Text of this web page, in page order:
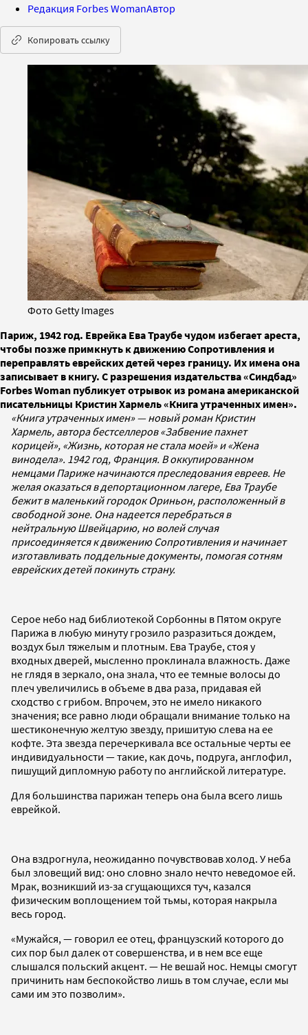
Редакция Forbes WomanАвтор
Копировать ссылку
Фото Getty Images
Париж, 1942 год. Еврейка Ева Траубе чудом избегает ареста,
чтобы позже примкнуть к движению Сопротивления и
переправлять еврейских детей через границу. Их имена она
записывает в книгу. С разрешения издательства «Синдбад»
Forbes Woman публикует отрывок из романа американской
писательницы Кристин Хармель «Книга утраченных имен».
«Книга утраченных имен» — новый роман Кристин
Хармель, автора бестселлеров «Забвение пахнет
корицей», «Жизнь, которая не стала моей» и «Жена
винодела». 1942 год, Франция. В оккупированном
немцами Париже начинаются преследования евреев. Не
желая оказаться в депортационном лагере, Ева Траубе
бежит в маленький городок Ориньон, расположенный в
свободной зоне. Она надеется перебраться в
нейтральную Швейцарию, но волей случая
присоединяется к движению Сопротивления и начинает
изготавливать поддельные документы, помогая сотням
еврейских детей покинуть страну.
Серое небо над библиотекой Сорбонны в Пятом округе
Парижа в любую минуту грозило разразиться дождем,
воздух был тяжелым и плотным. Ева Траубе, стоя у
входных дверей, мысленно проклинала влажность. Даже
не глядя в зеркало, она знала, что ее темные волосы до
плеч увеличились в объеме в два раза, придавая ей
сходство с грибом. Впрочем, это не имело никакого
значения; все равно люди обращали внимание только на
шестиконечную желтую звезду, пришитую слева на ее
кофте. Эта звезда перечеркивала все остальные черты ее
индивидуальности — такие, как дочь, подруга, англофил,
пишущий дипломную работу по английской литературе.
Для большинства парижан теперь она была всего лишь
еврейкой.
Она вздрогнула, неожиданно почувствовав холод. У неба
был зловещий вид: оно словно знало нечто неведомое ей.
Мрак, возникший из-за сгущающихся туч, казался
физическим воплощением той тьмы, которая накрыла
весь город.
«Мужайся, — говорил ее отец, французский которого до
сих пор был далек от совершенства, и в нем все еще
слышался польский акцент. — Не вешай нос. Немцы смогут
причинить нам беспокойство лишь в том случае, если мы
сами им это позволим».